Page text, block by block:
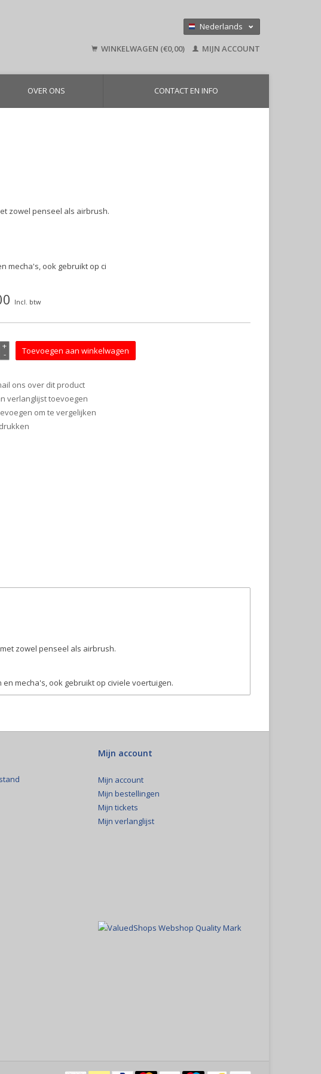
Nederlands
English
WINKELWAGEN (€0,00) MIJN ACCOUNT
OVER ONS CONTACT EN INFO
zowel penseel als airbrush.
mecha's, ook gebruikt op ci
Incl. btw
+
- Toevoegen aan winkelwagen
ons over dit product
verlanglijst toevoegen
om te vergelijken
zowel penseel als airbrush.
mecha's, ook gebruikt op civiele voertuigen.
Mijn account
Mijn account
Mijn bestellingen
Mijn tickets
Mijn verlanglijst